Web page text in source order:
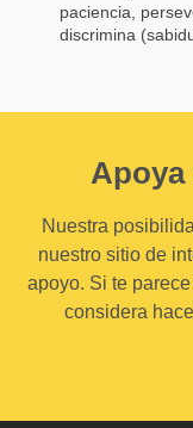
paciencia,
discrimina
Nuestra
nuestro sitio de
apoyo. Si te
considera